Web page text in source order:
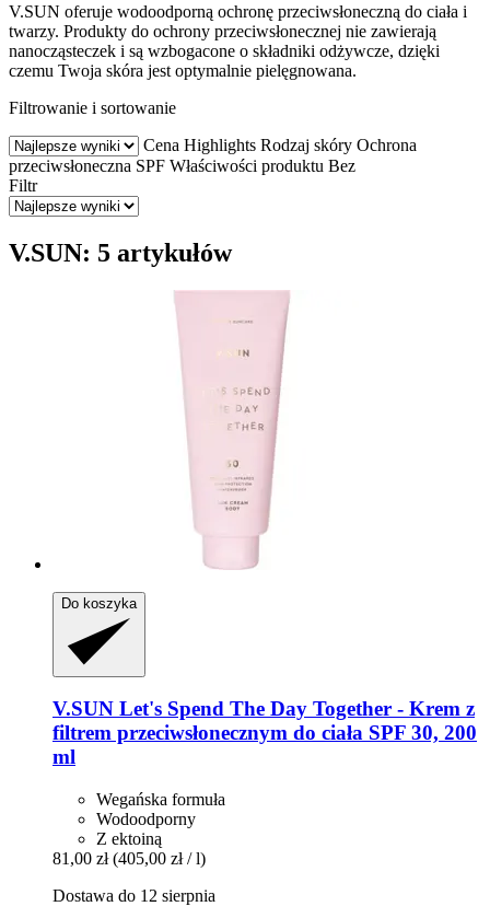
V.SUN oferuje wodoodporną ochronę przeciwsłoneczną do ciała i
twarzy. Produkty do ochrony przeciwsłonecznej nie zawierają
nanocząsteczek i są wzbogacone o składniki odżywcze, dzięki
czemu Twoja skóra jest optymalnie pielęgnowana.
Filtrowanie i sortowanie
Cena Highlights Rodzaj skóry Ochrona
przeciwsłoneczna SPF Właściwości produktu Bez
Filtr
V.SUN: 5 artykułów
Do koszyka
V.SUN Let's Spend The Day Together -​ Krem z
filtrem przeciwsłonecznym do ciała SPF 30, 200
ml
Wegańska formuła
Wodoodporny
Z ektoiną
81,00 zł (405,00 zł / l)
Dostawa do 12 sierpnia